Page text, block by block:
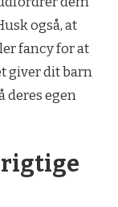
også, at
fancy for at
giver dit barn
deres egen
rigtige